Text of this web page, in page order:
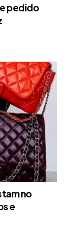
pedido
no
e